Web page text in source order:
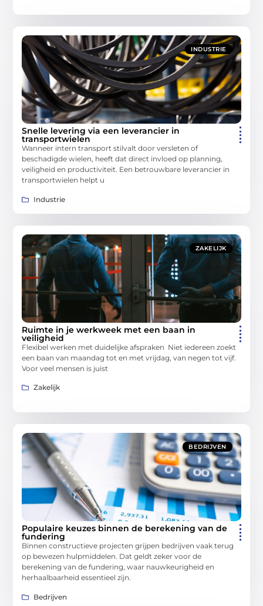
INDUSTRIE
Snelle levering via een leverancier in
transportwielen
Wanneer intern transport stilvalt door versleten of
beschadigde wielen, heeft dat direct invloed op planning,
veiligheid en productiviteit. Een betrouwbare leverancier in
transportwielen helpt u
Industrie
ZAKELIJK
Ruimte in je werkweek met een baan in
veiligheid
Flexibel werken met duidelijke afspraken Niet iedereen zoekt
een baan van maandag tot en met vrijdag, van negen tot vijf.
Voor veel mensen is juist
Zakelijk
BEDRIJVEN
Populaire keuzes binnen de berekening van de
fundering
Binnen constructieve projecten grijpen bedrijven vaak terug
op bewezen hulpmiddelen. Dat geldt zeker voor de
berekening van de fundering, waar nauwkeurigheid en
herhaalbaarheid essentieel zijn.
Bedrijven